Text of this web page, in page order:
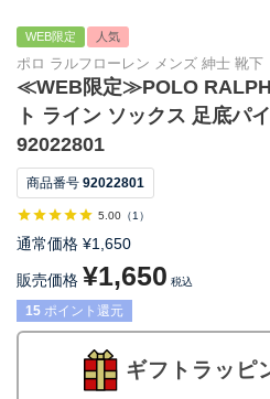
WEB限定 人気
ポロ ラルフローレン メンズ 紳士 靴下
≪WEB限定≫POLO
ト ライン ソックス 足底パ
92022801
商品番号 92022801
5.00 （1 ）
通常価格 ¥1,650
販売価格 ¥1,650 税込
15 ポイント還元
ギフトラッピ